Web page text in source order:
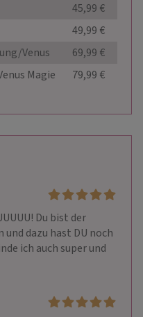
45,99 €
49,99 €
Venus
69,99 €
Magie
79,99 €
Du bist der
dazu hast DU noch
ich auch super und